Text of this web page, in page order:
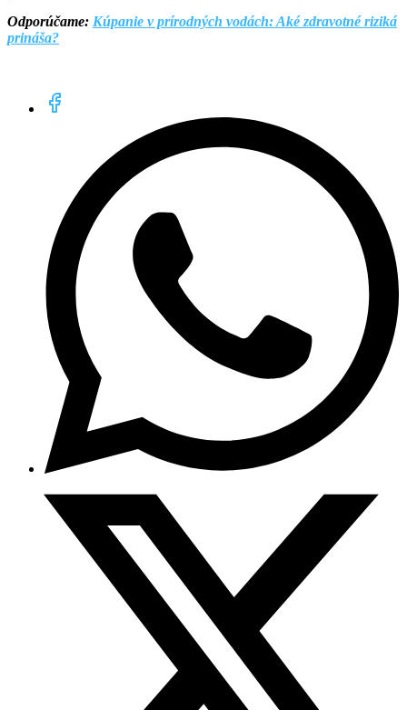
Odporúčame: Kúpanie v prírodných vodách: Aké zdravotné riziká
prináša?